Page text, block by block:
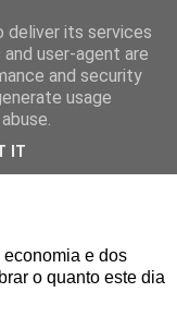
with me everyday
e dos
o quanto este dia
deliver its services
user-agent are
and security
usage
IT